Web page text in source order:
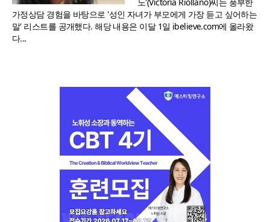
가정상담 경험을 바탕으로 '성인 자녀가 부모에게 가장 듣고 싶어하는
말' 리스트를 공개했다. 해당 내용은 이달 1일 ibelieve.com에 올라왔
다...